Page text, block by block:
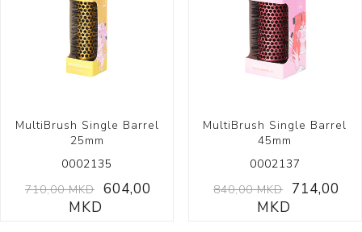
MultiBrush Single Barrel
25mm
0002135
710,00 MKD 604,00
MKD
MultiBrush Single Barrel
45mm
0002137
840,00 MKD
714,00
MKD